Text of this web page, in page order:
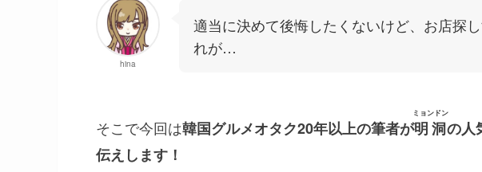
hina
適当に決めて後悔したくないけど、お店探
れが…
そこで今回は韓国グルメオタク20年以上の筆者が明洞
ミョンドン
の人
伝えします！